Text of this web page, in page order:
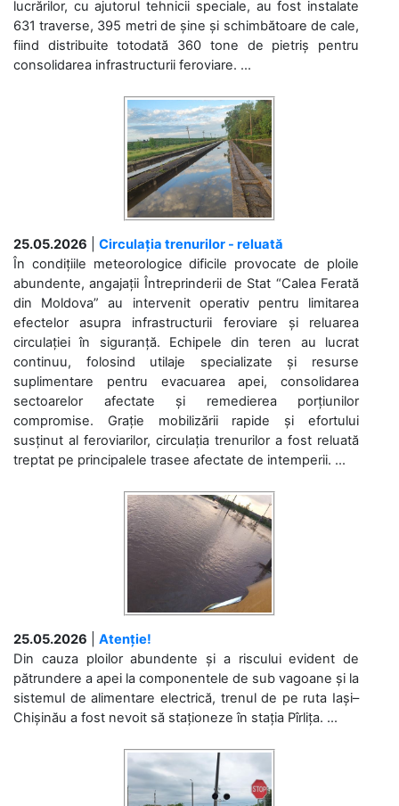
lucrărilor, cu ajutorul tehnicii speciale, au fost instalate
631 traverse, 395 metri de șine și schimbătoare de cale,
fiind distribuite totodată 360 tone de pietriș pentru
consolidarea infrastructurii feroviare. ...
25.05.2026
Circulația trenurilor - reluată
În condițiile meteorologice dificile provocate de ploile
abundente, angajații Întreprinderii de Stat “Calea Ferată
din Moldova” au intervenit operativ pentru limitarea
efectelor asupra infrastructurii feroviare și reluarea
circulației în siguranță. Echipele din teren au lucrat
continuu, folosind utilaje specializate și resurse
suplimentare pentru evacuarea apei, consolidarea
sectoarelor afectate și remedierea porțiunilor
compromise. Grație mobilizării rapide și efortului
susținut al feroviarilor, circulația trenurilor a fost reluată
treptat pe principalele trasee afectate de intemperii. ...
25.05.2026
Atenție!
Din cauza ploilor abundente și a riscului evident de
pătrundere a apei la componentele de sub vagoane și la
sistemul de alimentare electrică, trenul de pe ruta Iași–
Chișinău a fost nevoit să staționeze în stația Pîrlița. ...